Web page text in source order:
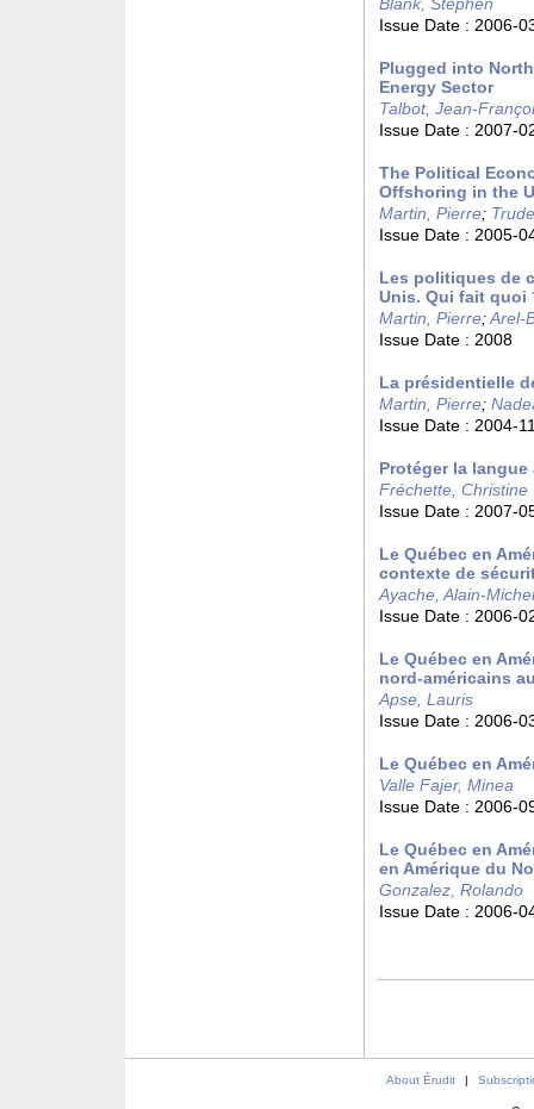
Issue Date : 2006-
Plugged into
Energy Sector
Talbot, Jean-
Issue Date : 2007-
The Political
Offshoring in the
Martin, Pierre;
Issue Date : 2005-
Les politiques de
Unis. Qui fait quoi
Martin, Pierre;Arel-
Issue Date : 2008
La présidentielle
Martin, Pierre;
Issue Date : 2004-
Protéger la
Fréchette, Christine
Issue Date : 2007-
Le Québec en
contexte de
Ayache, Alain-Michel
Issue Date : 2006-
Le Québec en
nord-américains
Apse, Lauris
Issue Date : 2006-
Le Québec en
Valle Fajer, Minea
Issue Date : 2006-
Le Québec en
en Amérique du
Gonzalez, Rolando
Issue Date : 2006-
About Érudit |